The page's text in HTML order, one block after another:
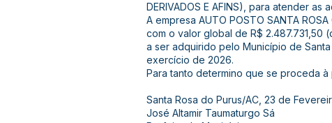
DERIVADOS E AFINS), para atender
A empresa AUTO POSTO SANTA
com o valor global de R$ 2.487.731,50
a ser adquirido pelo Município de
exercício de 2026.
Para tanto determino que se proceda
Santa Rosa do Purus/AC, 23 de
José Altamir Taumaturgo Sá